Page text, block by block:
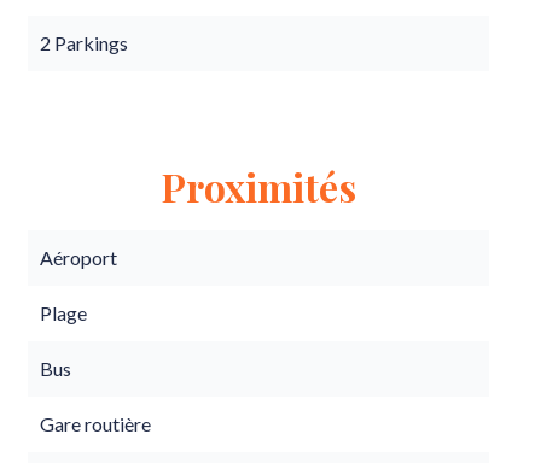
2 Parkings
Proximités
Aéroport
Plage
Bus
Gare routière